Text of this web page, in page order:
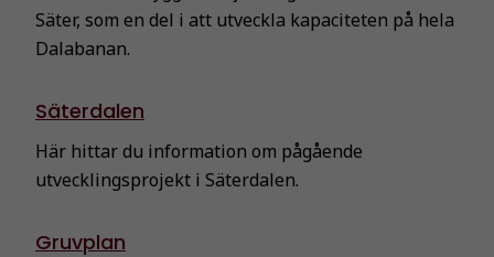
Säter, som en del i att utveckla kapaciteten på hela
Dalabanan.
Säterdalen
Här hittar du information om pågående
utvecklingsprojekt i Säterdalen.
Gruvplan